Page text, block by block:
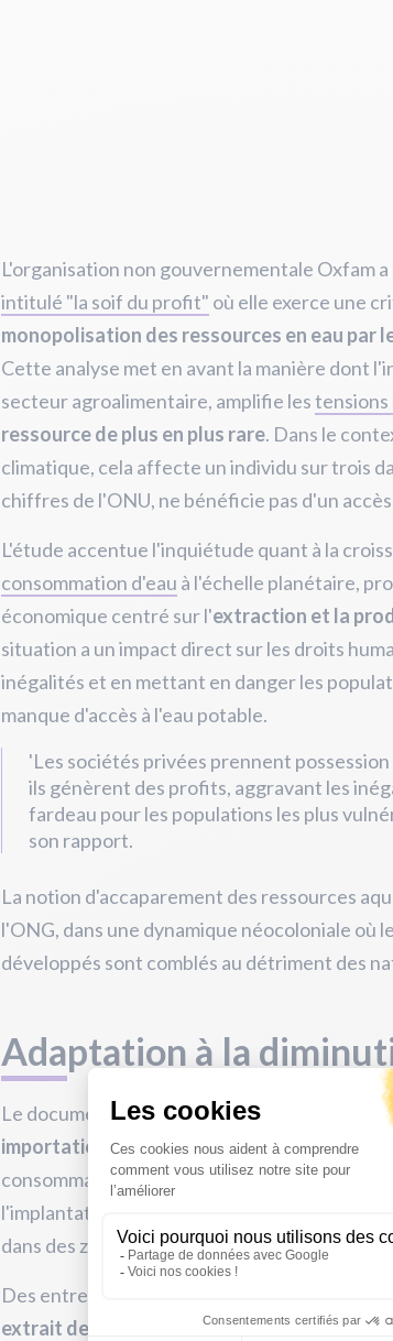
L'organisation non gouvernementale Oxfam
intitulé "la soif du profit" où elle exerce une
monopolisation des ressources en eau par
Cette analyse met en avant la manière dont
secteur agroalimentaire, amplifie lestensions
ressource de plus en plus rare. Dans le
climatique, cela affecte un individu sur trois
chiffres de l'ONU, ne bénéficie pas d'un accès
L'étude accentue l'inquiétude quant à la
consommation d'eau à l'échelle planétaire,
économique centré sur l'extraction et la
situation a un impact direct sur les droits
inégalités et en mettant en danger les
manque d'accès à l'eau potable.
'Les sociétés privées prennent
ils génèrent des profits, aggravant les
fardeau pour les populations les plus
son rapport.
La notion d'accaparement des ressources
l'ONG, dans une dynamique néocoloniale où
développés sont comblés au détriment des
Adaptation à la
Le document cite desexemples concrets de
importations massives par les pays riches
,
consommation d'eau provenant de régions
l'implantation d'industries polluantes, et
dans des zones déjà affectées par le stress
Des entreprises comme la compagnie
extrait de grandes quantités d'eau pour un